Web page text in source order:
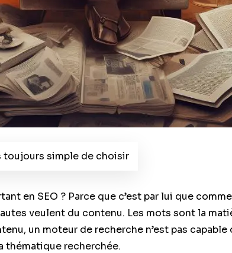
toujours simple de choisir
en SEO ? Parce que c’est par lui que
veulent du contenu. Les mots sont la
un moteur de recherche n’est pas
thématique recherchée.